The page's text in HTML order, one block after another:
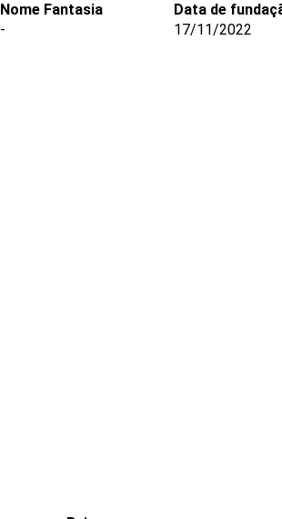
Nome Fantasia
-
Data de
17/11/2022